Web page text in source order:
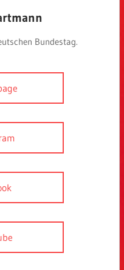
Bundestag.